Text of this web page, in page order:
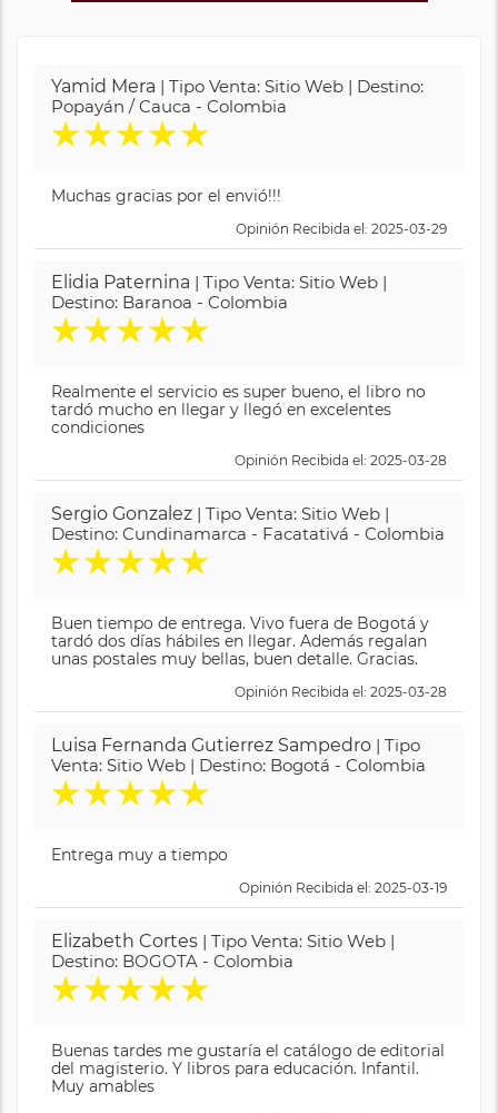
Yamid Mera | Tipo Venta: Sitio Web | Destino:
Popayán / Cauca - Colombia
★★★★★
Muchas gracias por el envió!!!
Opinión Recibida el: 2025-03-29
Elidia Paternina | Tipo Venta: Sitio Web |
Destino: Baranoa - Colombia
★★★★★
Realmente el servicio es super bueno, el libro no
tardó mucho en llegar y llegó en excelentes
condiciones
Opinión Recibida el: 2025-03-28
Sergio Gonzalez | Tipo Venta: Sitio Web |
Destino: Cundinamarca - Facatativá - Colombia
★★★★★
Buen tiempo de entrega. Vivo fuera de Bogotá y
tardó dos días hábiles en llegar. Además regalan
unas postales muy bellas, buen detalle. Gracias.
Opinión Recibida el: 2025-03-28
Luisa Fernanda Gutierrez Sampedro | Tipo
Venta: Sitio Web | Destino: Bogotá - Colombia
★★★★★
Entrega muy a tiempo
Opinión Recibida el: 2025-03-19
Elizabeth Cortes | Tipo Venta: Sitio Web |
Destino: BOGOTA - Colombia
★★★★★
Buenas tardes me gustaría el catálogo de editorial
del magisterio. Y libros para educación. Infantil.
Muy amables